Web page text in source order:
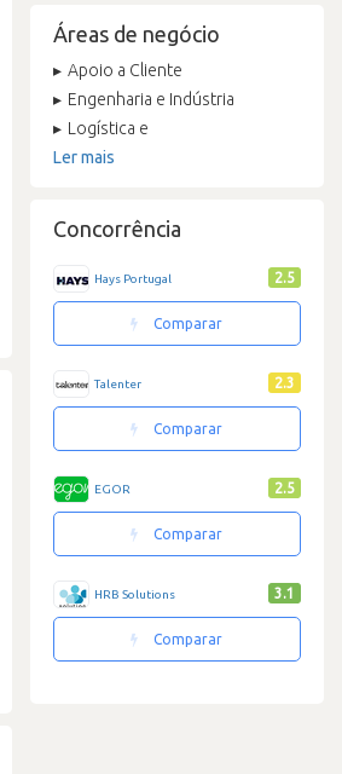
Áreas de negócio
Apoio a Cliente
Engenharia e Indústria
Logística e
Ler mais
Concorrência
Hays Portugal 2.5
Comparar
Talenter 2.3
Comparar
EGOR 2.5
Comparar
HRB Solutions 3.1
Comparar